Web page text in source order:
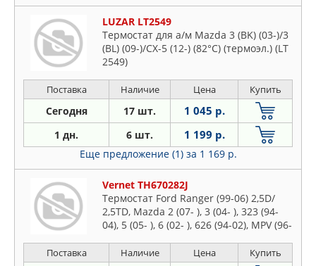
LUZAR LT2549
Термостат для а/м Mazda 3 (BK) (03-)/3
(BL) (09-)/CX-5 (12-) (82°С) (термоэл.) (LT
2549)
Поставка Наличие Цена Купить
Сегодня 17 шт. 1 045 р.
1 дн. 6 шт. 1 199 р.
Еще предложение (1) за 1 169 р.
Vernet TH670282J
Термостат Ford Ranger (99-06) 2,5D/
2,5TD, Mazda 2 (07- ), 3 (04- ), 323 (94-
04), 5 (05- ), 6 (02- ), 626 (94-02), MPV (96-
Vitara (98- )
Поставка Наличие Цена Купить